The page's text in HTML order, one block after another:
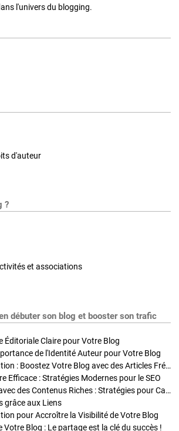
l'univers du blogging.
d'auteur
?
et associations
débuter son blog et booster son trafic
Éditoriale Claire pour Votre Blog
de l'Identité Auteur pour Votre Blog
Stratégies de Publication : Boostez Votre Blog avec des Articles Fréquents et Exclusifs
Efficace : Stratégies Modernes pour le SEO
Enrichir Vos Articles avec des Contenus Riches : Stratégies pour Captiver et Optimiser
grâce aux Liens
pour Accroître la Visibilité de Votre Blog
Votre Blog : Le partage est la clé du succès !